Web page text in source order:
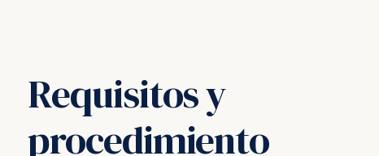
Requisitos y
procedimiento